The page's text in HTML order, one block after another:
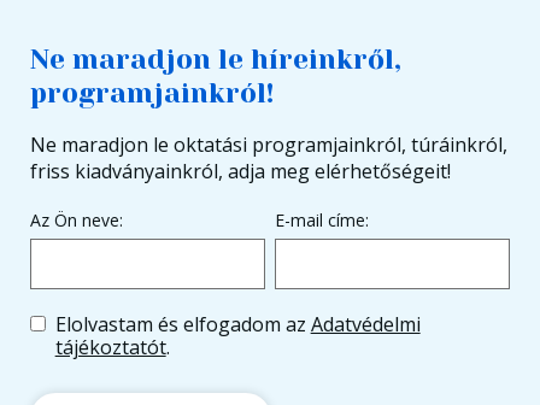
Ne maradjon le híreinkről,
programjainkról!
Ne maradjon le oktatási programjainkról, túráinkról,
friss kiadványainkról, adja meg elérhetőségeit!
Az Ön neve: E-mail címe:
Elolvastam és elfogadom az Adatvédelmi
tájékoztatót.